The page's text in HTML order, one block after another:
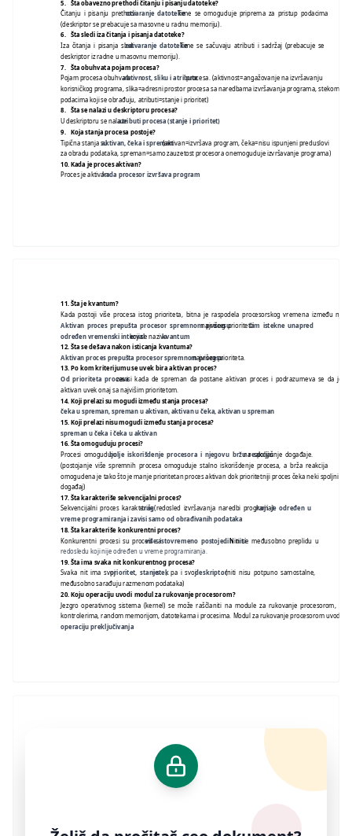
5.
Šta obavezno prethodi čitanju i pisanju datoteke?
Čitanju i pisanju prethodiotvaranje datoteke. Time se omoguduje priprema za pristup podacima
(deskriptor se prebacuje sa masovne u radnu memoriju).
6. Šta sledi iza čitanja i pisanja datoteke?
Iza čitanja i pisanja sledizatvaranje datoteke. Time se sačuvaju atributi i sadržaj (prebacuje se
deskriptor iz radne u masovnu memoriju).
7. Šta obuhvata pojam procesa?
Pojam procesa obuhvataaktivnost, sliku i atributeprocesa. (aktivnost=angažovanje na izvršavanju
korisničkog programa, slika=adresni prostor procesa sa naredbama izvršavanja programa, stekom i
podacima koji se obrađuju, atributi=stanje i prioritet)
8. Šta se nalazi u deskriptoru procesa?
U deskriptoru se nalazeatributi procesa (stanje i prioritet)
.
9.
Koja stanja procesa postoje?
Tipična stanja suaktivan, čeka i spreman. (aktivan=izvršava program, čeka=nisu ispunjeni preduslovi
za obradu podataka, spreman=samo zauzetost procesora onemoguduje izvršavanje programa)
10.Kada je proces aktivan?
Proces je aktivankada procesor izvršava program
.
11.Šta je kvantum?
Kada postoji više procesa istog prioriteta, bitna je raspodela procesorskog vremena između njih.
Aktivan proces prepušta procesor spremnom procesu
najvišeg prioritetačim istekne unapred
određen vremenski intervalkoji se nazivakvantum
.
12.Šta se dešava nakon isticanja kvantuma?
Aktivan proces prepušta procesor spremnom procesu
najvišeg prioriteta.
13. Po kom kriterijumu se uvek bira aktivan proces?
Od prioriteta procesazavisi kada de spreman da postane aktivan proces i podrazumeva se da je
aktivan uvek onaj sa najvišim prioritetom.
14.Koji prelazi su mogudi između stanja procesa?
čeka u spreman, spreman u aktivan, aktivan u čeka, aktivan u spreman
15.Koji prelazi nisu mogudi između stanja procesa?
spreman u čeka i čeka u aktivan
16.Šta omoguduju procesi?
Procesi omogudujubolje iskorišdenje procesora i njegovu bržu reakcijuna spoljašnje događaje.
(postojanje više spremnih procesa omoguduje stalno iskorišdenje procesa, a brža reakcija
omogudena je tako što je manje prioritetan proces aktivan dok prioritetniji proces čeka neki spoljni
događaj)
17.Šta karakteriše sekvencijalni proces?
Sekvencijalni proces karakteriše
trag(redosled izvršavanja naredbi programa)koji je određen u
vreme programiranja i zavisi samo od obrađivanih podataka
.
18.Šta karakteriše konkurentni proces?
Konkurentni procesi su procesi saviše istovremeno postojedih niti. Niti se međusobno preplidu u
redosledu koji nije određen u vreme programiranja.
19.Šta ima svaka nit konkurentnog procesa?
Svaka nit ima svojprioritet, stanje
istek, pa i svojdeskriptor. (niti nisu potpuno samostalne,
međusobno sarađuju razmenom podataka)
20.Koju operaciju uvodi modul za rukovanje procesorom?
Jezgro operativnog sistema (kernel) se može raščlaniti na module za rukovanje procesorom,
kontrolerima, random memorijom, datotekama i procesima. Modul za rukovanje procesorom uvodi
operaciju preključivanja
.